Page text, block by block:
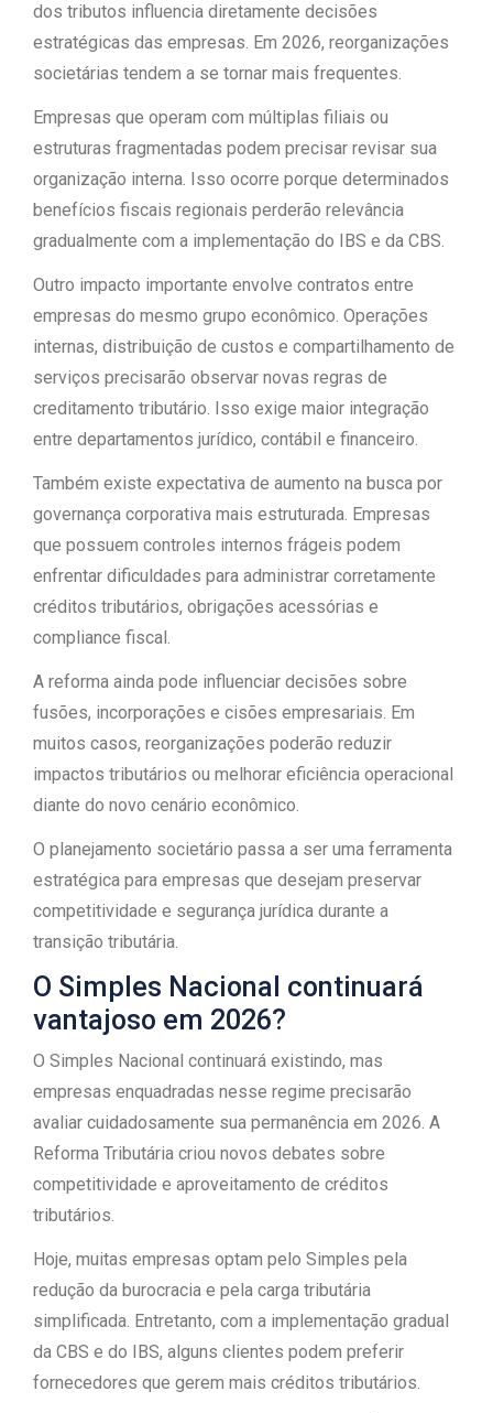
dos tributos influencia diretamente decisões
estratégicas das empresas. Em 2026, reorganizações
societárias tendem a se tornar mais frequentes.
Empresas que operam com múltiplas filiais ou
estruturas fragmentadas podem precisar revisar sua
organização interna. Isso ocorre porque determinados
benefícios fiscais regionais perderão relevância
gradualmente com a implementação do IBS e da CBS.
Outro impacto importante envolve contratos entre
empresas do mesmo grupo econômico. Operações
internas, distribuição de custos e compartilhamento de
serviços precisarão observar novas regras de
creditamento tributário. Isso exige maior integração
entre departamentos jurídico, contábil e financeiro.
Também existe expectativa de aumento na busca por
governança corporativa mais estruturada. Empresas
que possuem controles internos frágeis podem
enfrentar dificuldades para administrar corretamente
créditos tributários, obrigações acessórias e
compliance fiscal.
A reforma ainda pode influenciar decisões sobre
fusões, incorporações e cisões empresariais. Em
muitos casos, reorganizações poderão reduzir
impactos tributários ou melhorar eficiência operacional
diante do novo cenário econômico.
O planejamento societário passa a ser uma ferramenta
estratégica para empresas que desejam preservar
competitividade e segurança jurídica durante a
transição tributária.
O Simples Nacional continuará
vantajoso em 2026?
O Simples Nacional continuará existindo, mas
empresas enquadradas nesse regime precisarão
avaliar cuidadosamente sua permanência em 2026. A
Reforma Tributária criou novos debates sobre
competitividade e aproveitamento de créditos
tributários.
Hoje, muitas empresas optam pelo Simples pela
redução da burocracia e pela carga tributária
simplificada. Entretanto, com a implementação gradual
da CBS e do IBS, alguns clientes podem preferir
fornecedores que gerem mais créditos tributários.